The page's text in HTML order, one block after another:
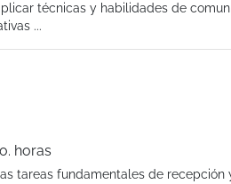
técnicas y habilidades de
...
horas
tareas fundamentales de